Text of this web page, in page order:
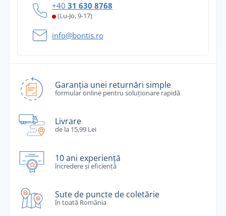
+40 31 630 8768
(Lu-Jo, 9-17)
info@bontis.ro
Garanția unei returnări simple
formular online pentru soluționare rapidă
Livrare
de la 15,99 Lei
10 ani experiență
încredere și eficiență
Sute de puncte de coletărie
în toată România